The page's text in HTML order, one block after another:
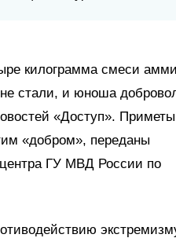
килограмма смеси
стали, и юноша
«Доступ». Приметы
«добром», переданы
центра ГУ МВД России по